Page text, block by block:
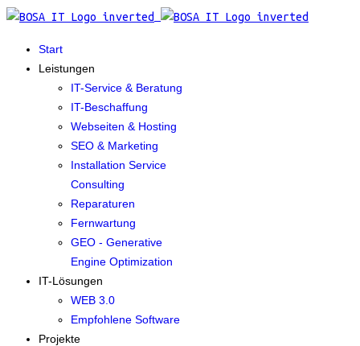
Start
Leistungen
IT-Service & Beratung
IT-Beschaffung
Webseiten & Hosting
SEO & Marketing
Installation Service
Consulting
Reparaturen
Fernwartung
GEO - Generative
Engine Optimization
IT-Lösungen
WEB 3.0
Empfohlene Software
Projekte